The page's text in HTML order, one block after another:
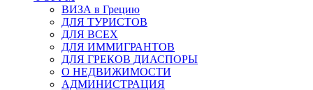
ВИЗА в Грецию
ДЛЯ ТУРИСТОВ
ДЛЯ ВСЕХ
ДЛЯ ИММИГРАНТОВ
ДЛЯ ГРЕКОВ ДИАСПОРЫ
О НЕДВИЖИМОСТИ
АДМИНИСТРАЦИЯ